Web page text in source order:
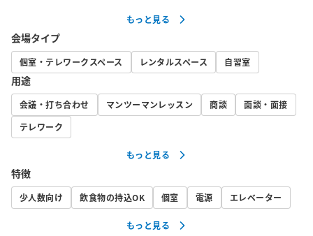
もっと見る
会場タイプ
個室・テレワークスペース レンタルスペース 自習室
用途
会議・打ち合わせ マンツーマンレッスン 商談
面談・面接
テレワーク
もっと見る
特徴
少人数向け 飲食物の持込OK 個室 電源 エレベーター
もっと見る